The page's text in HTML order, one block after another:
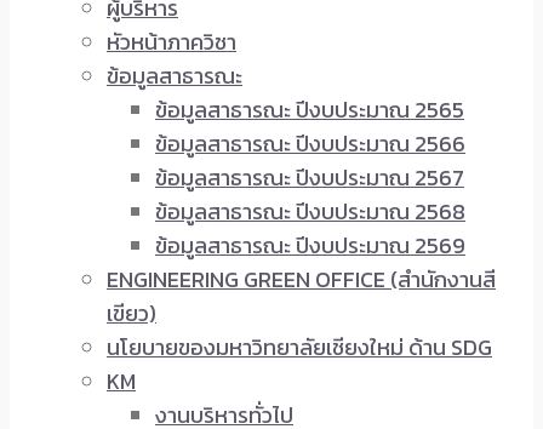
ผู้บริหาร
หัวหน้าภาควิชา
ข้อมูลสาธารณะ
ข้อมูลสาธารณะ ปีงบประมาณ 2565
ข้อมูลสาธารณะ ปีงบประมาณ 2566
ข้อมูลสาธารณะ ปีงบประมาณ 2567
ข้อมูลสาธารณะ ปีงบประมาณ 2568
ข้อมูลสาธารณะ ปีงบประมาณ 2569
ENGINEERING GREEN OFFICE (สำนักงานสี
เขียว)
นโยบายของมหาวิทยาลัยเชียงใหม่ ด้าน SDG
KM
งานบริหารทั่วไป